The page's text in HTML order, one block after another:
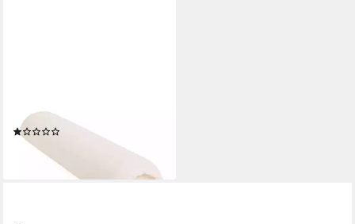
Frottee S, vanille
12,50 €
lieferbar - in 3-4 Werktagen bei dir